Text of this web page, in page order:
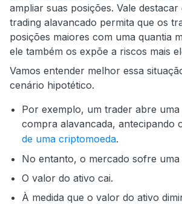
ampliar suas posições. Vale
trading alavancado permita que os
posições maiores com uma quantia
ele também os expõe a riscos mais
Vamos entender melhor essa
cenário hipotético.
Por exemplo, um trader abre uma
compra alavancada, antecipando
de uma criptomoeda.
No entanto, o mercado sofre uma
O valor do ativo cai.
À medida que o valor do ativo